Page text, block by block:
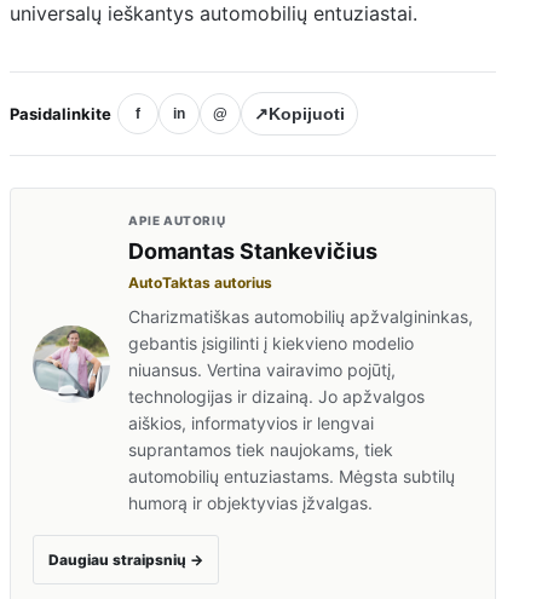
universalų ieškantys automobilių entuziastai.
Pasidalinkite f in @ ↗Kopijuoti
APIE AUTORIŲ
Domantas Stankevičius
AutoTaktas autorius
Charizmatiškas automobilių apžvalgininkas,
gebantis įsigilinti į kiekvieno modelio
niuansus. Vertina vairavimo pojūtį,
technologijas ir dizainą. Jo apžvalgos
aiškios, informatyvios ir lengvai
suprantamos tiek naujokams, tiek
automobilių entuziastams. Mėgsta subtilų
humorą ir objektyvias įžvalgas.
Daugiau straipsnių →